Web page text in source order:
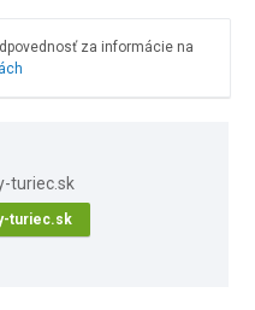
za informácie na
turiec.sk